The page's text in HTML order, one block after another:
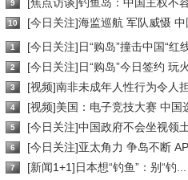
9
10 [今日关注]海监巡航 军队威慑 中
1 [今日关注]日“购岛”撞击中国“红线
2 [今日关注]日“购岛”今日签约 玩火
3 [视频]南非未成年人性行为令人
4 [视频]美国：电子竞技大赛 中国
5 [今日关注]中国政府不会坐视领土
6 [今日关注]亚太角力 争岛不断
7 [新闻1+1]日本想“钓鱼”：别“钓...